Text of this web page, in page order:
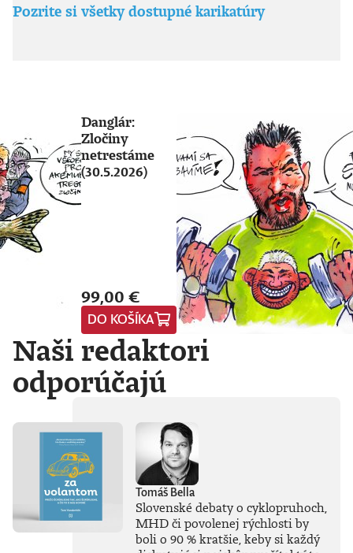
Pozrite si všetky dostupné karikatúry
Danglár:
Zločiny
netrestáme
(30.5.2026)
99,00 €
DO KOŠÍKA
Naši redaktori
odporúčajú
Tomáš Bella
Slovenské debaty o cyklopruhoch,
MHD či povolenej rýchlosti by
boli o 90 % kratšie, keby si každý